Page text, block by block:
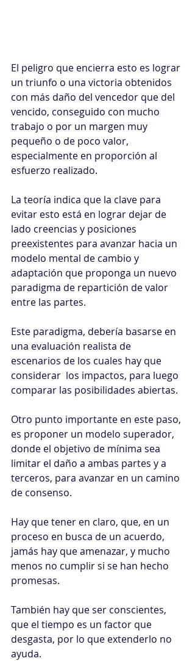
El peligro que encierra esto es lograr
un triunfo o una victoria obtenidos
con más daño del vencedor que del
vencido, conseguido con mucho
trabajo o por un margen muy
pequeño o de poco valor,
especialmente en proporción al
esfuerzo realizado.
La teoría indica que la clave para
evitar esto está en lograr dejar de
lado creencias y posiciones
preexistentes para avanzar hacia un
modelo mental de cambio y
adaptación que proponga un nuevo
paradigma de repartición de valor
entre las partes.
Este paradigma, debería basarse en
una evaluación realista de
escenarios de los cuales hay que
considerar  los impactos, para luego
comparar las posibilidades abiertas.
Otro punto importante en este paso,
es proponer un modelo superador,
donde el objetivo de mínima sea
limitar el daño a ambas partes y a
terceros, para avanzar en un camino
de consenso.
Hay que tener en claro, que, en un
proceso en busca de un acuerdo,
jamás hay que amenazar, y mucho
menos no cumplir si se han hecho
promesas.
También hay que ser conscientes,
que el tiempo es un factor que
desgasta, por lo que extenderlo no
ayuda.